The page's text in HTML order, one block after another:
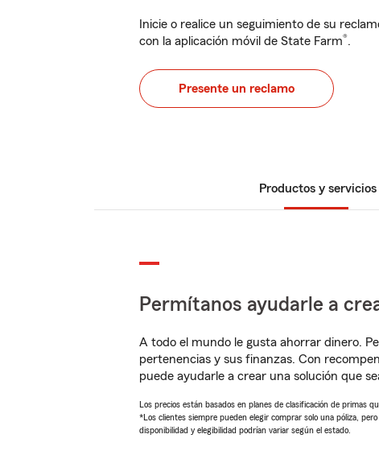
Inicie o realice un seguimiento de su
con la aplicación móvil de State Farm®.
Presente un reclamo
Productos y servicios
Permítanos ayudarle a
A todo el mundo le gusta ahorrar dinero.
pertenencias y sus finanzas. Con
puede ayudarle a crear una solución que
Los precios están basados en planes de clasificación de primas
*Los clientes siempre pueden elegir comprar solo una póliza,
disponibilidad y elegibilidad podrían variar según el estado.